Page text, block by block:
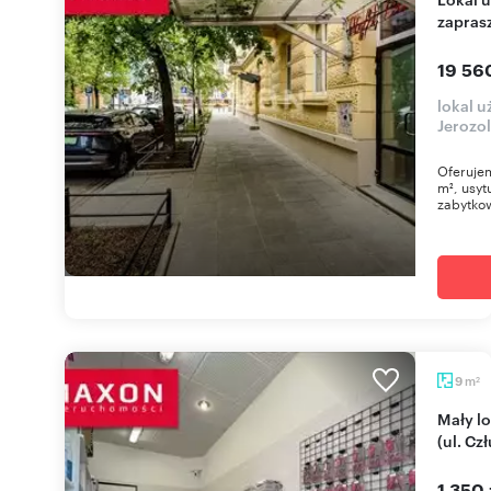
19
lokal
m²,
9 m2
Mały lokal handlowy 9 m² z witryną na Bemowie
(ul.